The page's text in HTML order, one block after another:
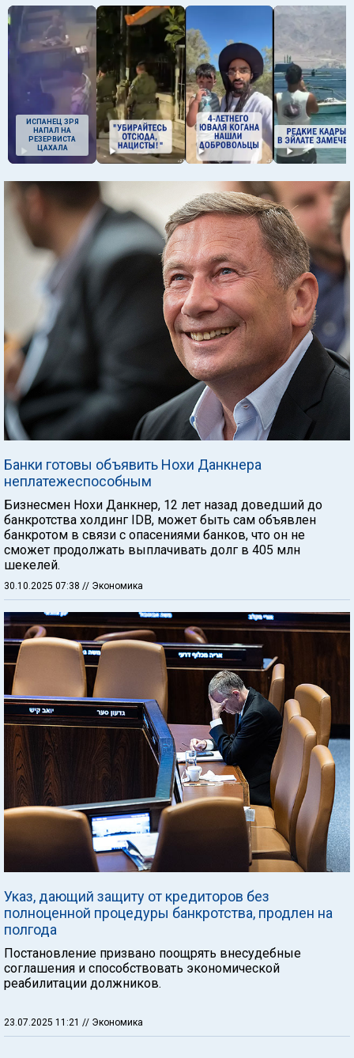
ИСПАНЕЦ ЗРЯ
НАПАЛ НА
РЕЗЕРВИСТА
ЦАХАЛА
Банки готовы объявить Нохи Данкнера
неплатежеспособным
Бизнесмен Нохи Данкнер, 12 лет назад доведший до
банкротства холдинг IDB, может быть сам объявлен
банкротом в связи с опасениями банков, что он не
сможет продолжать выплачивать долг в 405 млн
шекелей.
30.10.2025 07:38 // Экономика
Указ, дающий защиту от кредиторов без
полноценной процедуры банкротства, продлен на
полгода
Постановление призвано поощрять внесудебные
соглашения и способствовать экономической
реабилитации должников.
23.07.2025 11:21 // Экономика